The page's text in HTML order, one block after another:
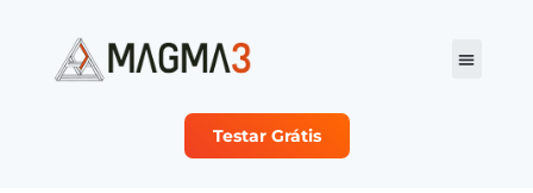
Testar Grátis